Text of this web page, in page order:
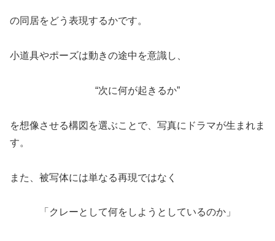
の同居をどう表現するかです。
小道具やポーズは動きの途中を意識し、
“次に何が起きるか”
を想像させる構図を選ぶことで、写真にドラマが生まれま
す。
また、被写体には単なる再現ではなく
「クレーとして何をしようとしているのか」